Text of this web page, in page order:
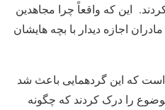
این که واقعاً چرا مجاهدین
مادران اجازه دیدار با بچه هایشان
است که این گردهمایی باعث شد
را درک کردند که چگونه